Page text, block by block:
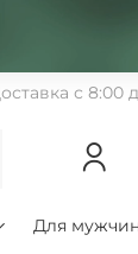
с 8:00
Для мужчин